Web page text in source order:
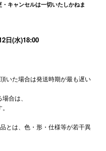
キャンセルは一切いたしかねま
日(水)18:00
いた場合は発送時期が最も遅い
合は、
とは、色・形・仕様等が若干異